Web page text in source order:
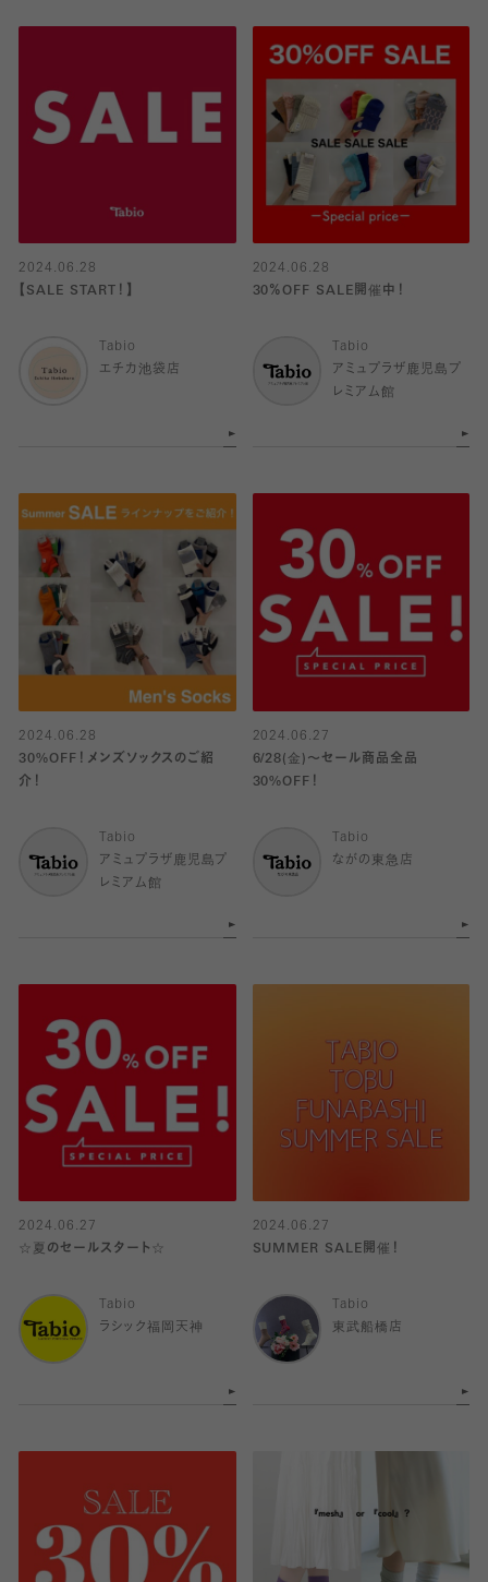
2024.06.28
【SALE START！】
Tabio
エチカ池袋店
2024.06.28
30％OFF SALE開催中！
Tabio
アミュプラザ鹿児島プ
レミアム館
2024.06.28
30%OFF！メンズソックスのご紹
介！
Tabio
アミュプラザ鹿児島プ
レミアム館
2024.06.27
6/28(金)〜セール商品全品
30%OFF！
Tabio
ながの東急店
2024.06.27
☆夏のセールスタート☆
Tabio
ラシック福岡天神
2024.06.27
SUMMER SALE開催！
Tabio
東武船橋店